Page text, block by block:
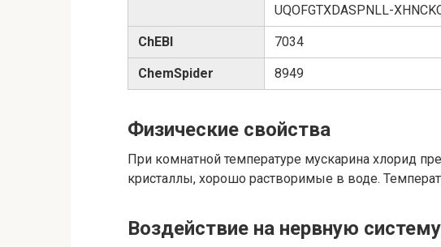
UQOFGTXDASPNLL-
ChEBI 7034
ChemSpider 8949
Физические свойства
При комнатной температуре мускарина хлорид
кристаллы, хорошо растворимые в воде.
Воздействие на нервную систему